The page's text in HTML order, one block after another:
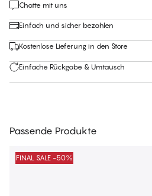
Chatte mit uns
Einfach und sicher bezahlen
Kostenlose Lieferung in den Store
Einfache Rückgabe & Umtausch
Passende Produkte
FINAL SALE -50%